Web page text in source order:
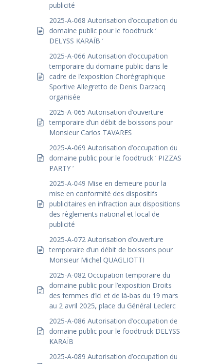
publicité
2025-A-068 Autorisation d’occupation du
domaine public pour le foodtruck ‘
DELYSS KARAÏB ‘
2025-A-066 Autorisation d’occupation
temporaire du domaine public dans le
cadre de l’exposition Chorégraphique
Sportive Allegretto de Denis Darzacq
organisée
2025-A-065 Autorisation d’ouverture
temporaire d’un débit de boissons pour
Monsieur Carlos TAVARES
2025-A-069 Autorisation d’occupation du
domaine public pour le foodtruck ‘ PIZZAS
PARTY ‘
2025-A-049 Mise en demeure pour la
mise en conformité des dispositifs
publicitaires en infraction aux dispositions
des règlements national et local de
publicité
2025-A-072 Autorisation d’ouverture
temporaire d’un débit de boissons pour
Monsieur Michel QUAGLIOTTI
2025-A-082 Occupation temporaire du
domaine public pour l’exposition Droits
des femmes d’ici et de là-bas du 19 mars
au 2 avril 2025, place du Général Leclerc
2025-A-086 Autorisation d’occupation de
domaine public pour le foodtruck DELYSS
KARAÏB
2025-A-089 Autorisation d’occupation du